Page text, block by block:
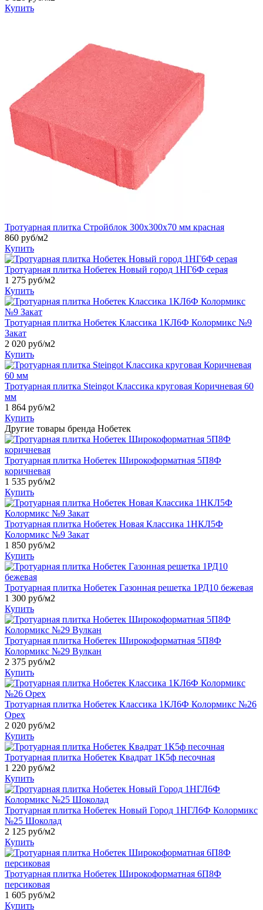
Купить
Тротуарная плитка Стройблок 300х300х70 мм красная
860 руб/м2
Купить
Тротуарная плитка Нобетек Новый город 1НГ6Ф серая
1 275 руб/м2
Купить
Тротуарная плитка Нобетек Классика 1КЛ6Ф Колормикс №9
Закат
2 020 руб/м2
Купить
Тротуарная плитка Steingot Классика круговая Коричневая 60
мм
1 864 руб/м2
Купить
Другие товары бренда Нобетек
Тротуарная плитка Нобетек Широкоформатная 5П8Ф
коричневая
1 535 руб/м2
Купить
Тротуарная плитка Нобетек Новая Классика 1НКЛ5Ф
Колормикс №9 Закат
1 850 руб/м2
Купить
Тротуарная плитка Нобетек Газонная решетка 1РД10 бежевая
1 300 руб/м2
Купить
Тротуарная плитка Нобетек Широкоформатная 5П8Ф
Колормикс №29 Вулкан
2 375 руб/м2
Купить
Тротуарная плитка Нобетек Классика 1КЛ6Ф Колормикс №26
Орех
2 020 руб/м2
Купить
Тротуарная плитка Нобетек Квадрат 1К5ф песочная
1 220 руб/м2
Купить
Тротуарная плитка Нобетек Новый Город 1НГЛ6Ф Колормикс
№25 Шоколад
2 125 руб/м2
Купить
Тротуарная плитка Нобетек Широкоформатная 6П8Ф
персиковая
1 605 руб/м2
Купить